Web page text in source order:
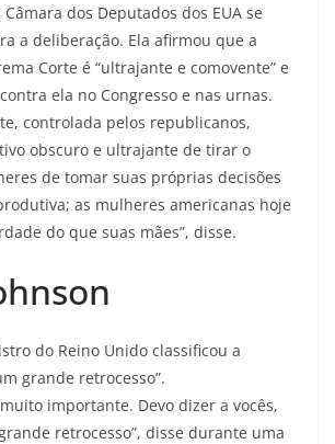
dos Deputados dos EUA se
a deliberação. Ela afirmou que a
Corte é “ultrajante e comovente” e
ela no Congresso e nas urnas.
controlada pelos republicanos,
obscuro e ultrajante de tirar o
de tomar suas próprias decisões
as mulheres americanas hoje
do que suas mães”, disse.
do Reino Unido classificou a
grande retrocesso”.
importante. Devo dizer a vocês,
retrocesso”, disse durante uma